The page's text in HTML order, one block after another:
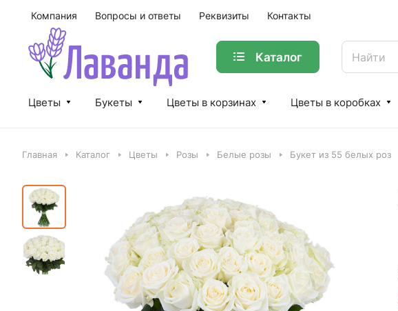
Компания Вопросы и ответы Реквизиты Контакты
Каталог
Цветы Букеты Цветы в корзинах Цветы в коробках
Главная Каталог Цветы Розы Белые розы Букет из 55 белых роз